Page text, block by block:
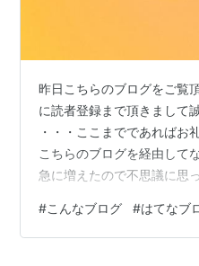
昨日こちらのブログをご覧
に読者登録まで頂きまして
・・・ここまでであればお
こちらのブログを経由して
急に増えたので不思議に思
り載っていました。 購読中
コン画面であれば右はしに
#こんなブログ #はてなブ